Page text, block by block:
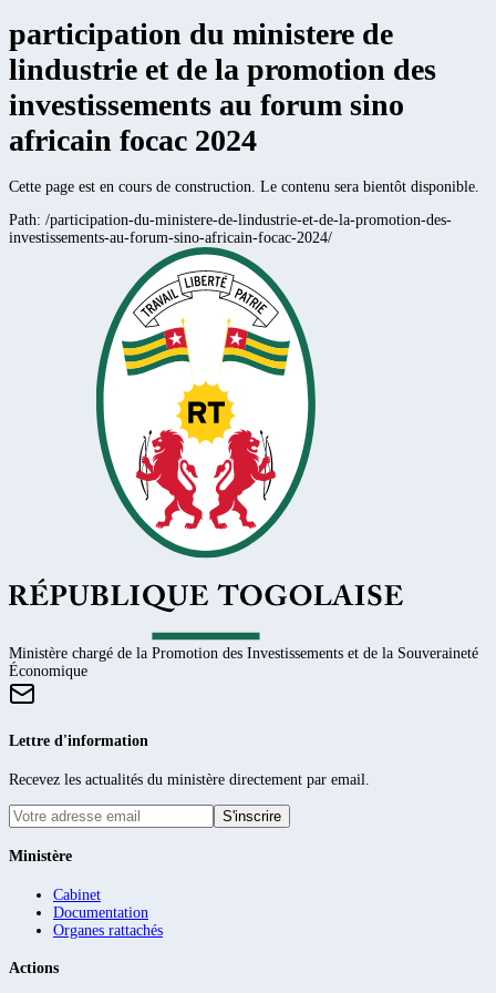
participation du ministere de
lindustrie et de la promotion des
investissements au forum sino
africain focac 2024
Cette page est en cours de construction. Le contenu sera bientôt disponible.
Path: /participation-du-ministere-de-lindustrie-et-de-la-promotion-des-
investissements-au-forum-sino-africain-focac-2024/
Ministère chargé de la Promotion des Investissements et de la Souveraineté
Économique
Lettre d'information
Recevez les actualités du ministère directement par email.
S'inscrire
Ministère
Cabinet
Documentation
Organes rattachés
Actions